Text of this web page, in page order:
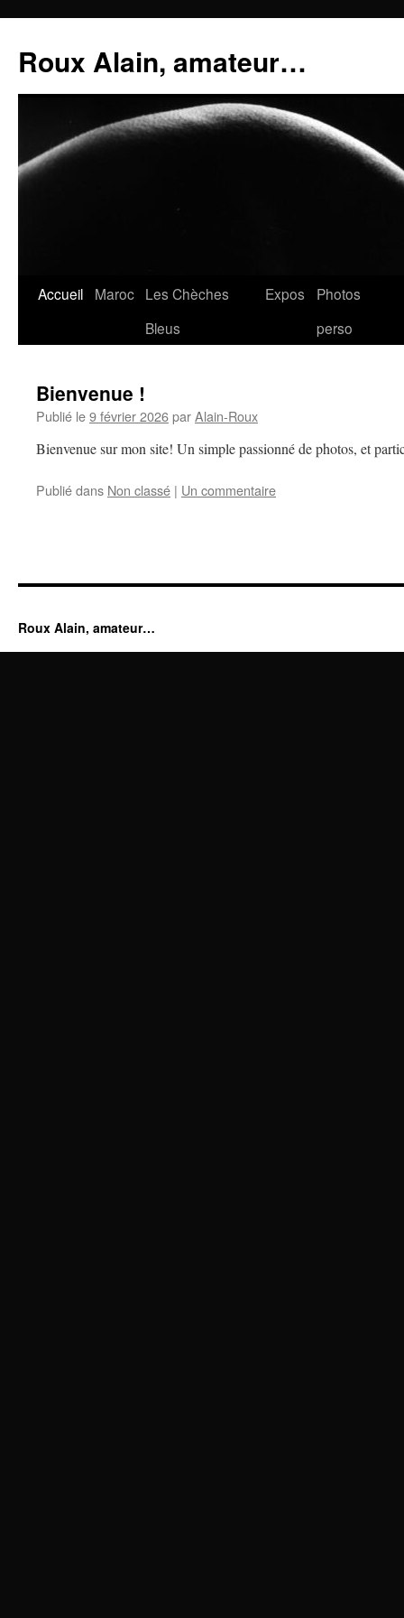
contenu
Roux Alain, amateur…
Accueil Maroc Les Chèches
Bleus
Expos
Photos
perso
Bienvenue !
Publié le9 février 2026parAlain-Roux
Bienvenue sur mon site! Un simple passionné de photos, et
Publié dans Non classé | Un commentaire
Roux Alain, amateur…